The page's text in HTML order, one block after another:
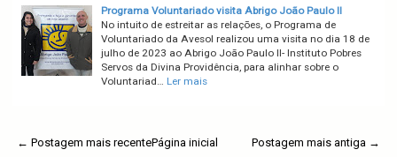
Programa Voluntariado visita Abrigo João Paulo II
No intuito de estreitar as relações, o Programa de
Voluntariado da Avesol realizou uma visita no dia 18 de
julho de 2023 ao Abrigo João Paulo II- Instituto Pobres
Servos da Divina Providência, para alinhar sobre o
Voluntariad… Ler mais
← Postagem mais recente Postagem mais antiga →
Página inicial